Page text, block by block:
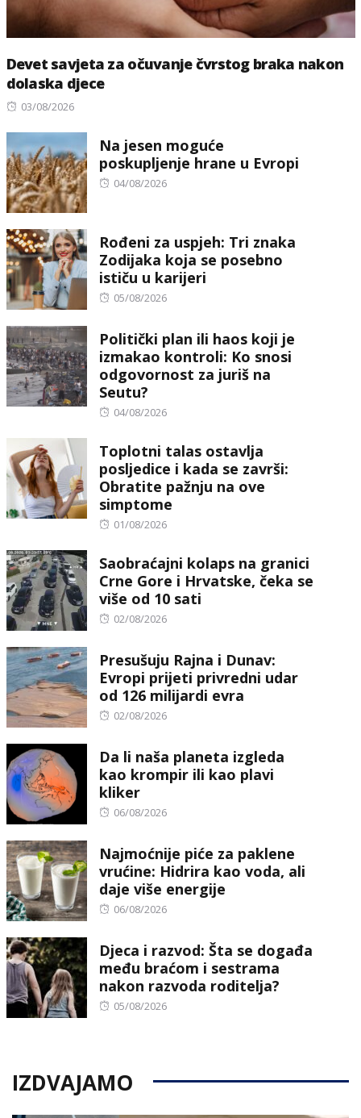
Devet savjeta za očuvanje čvrstog braka nakon
dolaska djece
Posted
03/08/2026
Na jesen moguće
poskupljenje hrane u Evropi
Posted
04/08/2026
Rođeni za uspjeh: Tri znaka
Zodijaka koja se posebno
ističu u karijeri
Posted
05/08/2026
Politički plan ili haos koji je
izmakao kontroli: Ko snosi
odgovornost za juriš na
Seutu?
Posted
04/08/2026
Toplotni talas ostavlja
posljedice i kada se završi:
Obratite pažnju na ove
simptome
Posted
01/08/2026
Saobraćajni kolaps na granici
Crne Gore i Hrvatske, čeka se
više od 10 sati
Posted
02/08/2026
Presušuju Rajna i Dunav:
Evropi prijeti privredni udar
od 126 milijardi evra
Posted
02/08/2026
Da li naša planeta izgleda
kao krompir ili kao plavi
kliker
Posted
06/08/2026
Najmoćnije piće za paklene
vrućine: Hidrira kao voda, ali
daje više energije
Posted
06/08/2026
Djeca i razvod: Šta se događa
među braćom i sestrama
nakon razvoda roditelja?
Posted
05/08/2026
IZDVAJAMO